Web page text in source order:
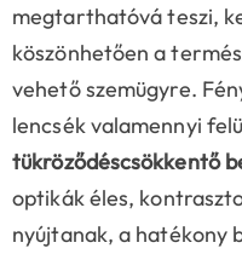
megtarthatóvá teszi,
köszönhetően a
vehető szemügyre.
lencsék valamennyi
tükröződéscsökkentő
optikák éles,
nyújtanak, a hatékony